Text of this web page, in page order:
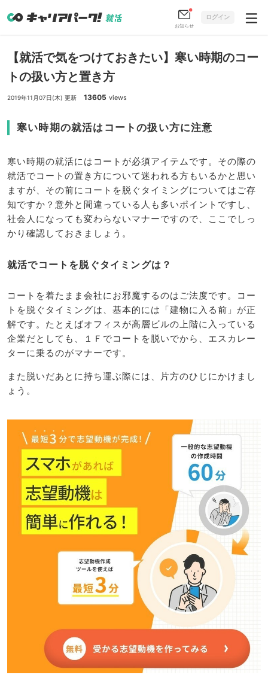
お知らせ
ログイン
【就活で気をつけておきたい】寒い時期のコー
トの扱い方と置き方
2019年11月07日(木) 更新 13605 views
寒い時期の就活はコートの扱い方に注意
寒い時期の就活にはコートが必須アイテムです。その際の
就活でコートの置き方について迷われる方もいるかと思い
ますが、その前にコートを脱ぐタイミングについてはご存
知ですか？意外と間違っている人も多いポイントですし、
社会人になっても変わらないマナーですので、ここでしっ
かり確認しておきましょう。
就活でコートを脱ぐタイミングは？
コートを着たまま会社にお邪魔するのはご法度です。コー
トを脱ぐタイミングは、基本的には「建物に入る前」が正
解です。たとえばオフィスが高層ビルの上階に入っている
企業だとしても、１Ｆでコートを脱いでから、エスカレー
ターに乗るのがマナーです。
また脱いだあとに持ち運ぶ際には、片方のひじにかけまし
ょう。